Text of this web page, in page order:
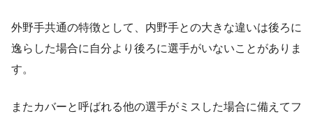
外野手共通の特徴として、内野手との大きな違いは後ろに
逸らした場合に自分より後ろに選手がいないことがありま
す。
またカバーと呼ばれる他の選手がミスした場合に備えてフ